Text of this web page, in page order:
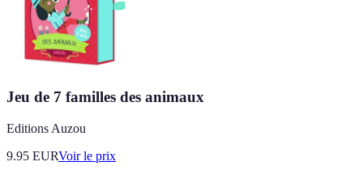
Jeu de 7 familles des animaux
Editions Auzou
9.95 EURVoir le prix